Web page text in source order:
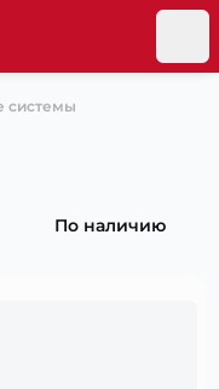
системы
По наличию